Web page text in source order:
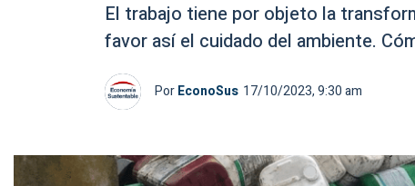
El trabajo tiene por objeto la
favor así el cuidado del ambiente.
PorEconoSus 17/10/2023, 9:30 am